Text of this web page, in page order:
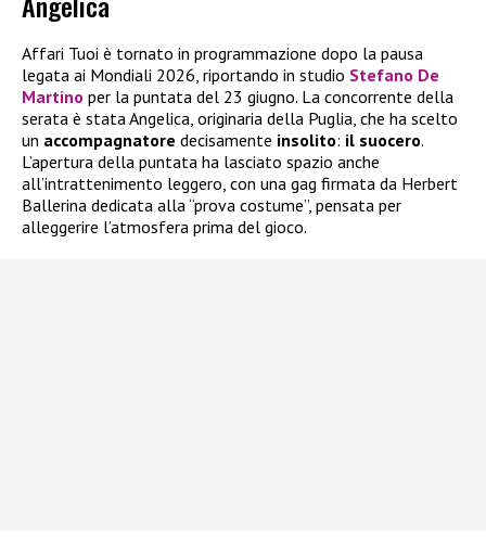
Affari Tuoi è tornato in programmazione dopo la pausa
legata ai Mondiali 2026, riportando in studio Stefano De
Martino per la puntata del 23 giugno. La concorrente della
serata è stata Angelica, originaria della Puglia, che ha scelto
un accompagnatore decisamente insolito: il suocero.
L’apertura della puntata ha lasciato spazio anche
all’intrattenimento leggero, con una gag firmata da Herbert
Ballerina dedicata alla “prova costume”, pensata per
alleggerire l’atmosfera prima del gioco.